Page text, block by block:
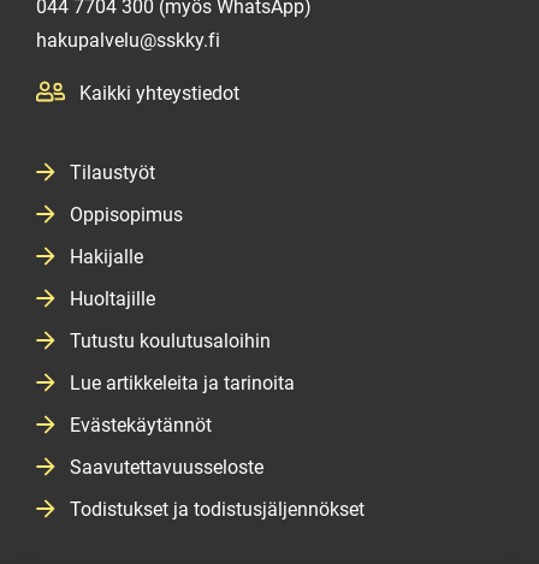
044 7704 300 (myös WhatsApp)
hakupalvelu@sskky.fi
Kaikki yhteystiedot
Tilaustyöt
Oppisopimus
Hakijalle
Huoltajille
Tutustu koulutusaloihin
Lue artikkeleita ja tarinoita
Evästekäytännöt
Saavutettavuusseloste
Todistukset ja todistusjäljennökset